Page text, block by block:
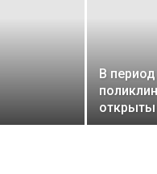
В
открыты